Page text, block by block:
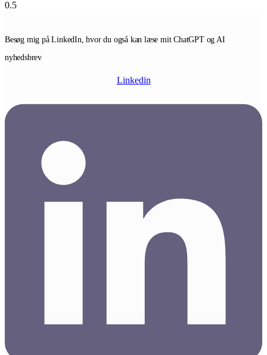
Besøg mig på LinkedIn, hvor du også kan læse mit ChatGPT og AI
nyhedsbrev
Linkedin